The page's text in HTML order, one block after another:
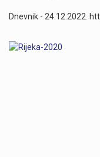
Dnevnik - 24.12.2022.